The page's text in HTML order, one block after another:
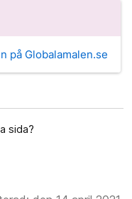
på Globalamalen.se
sida?